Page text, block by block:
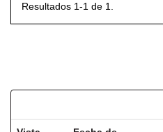
Resultados 1-1 de 1.